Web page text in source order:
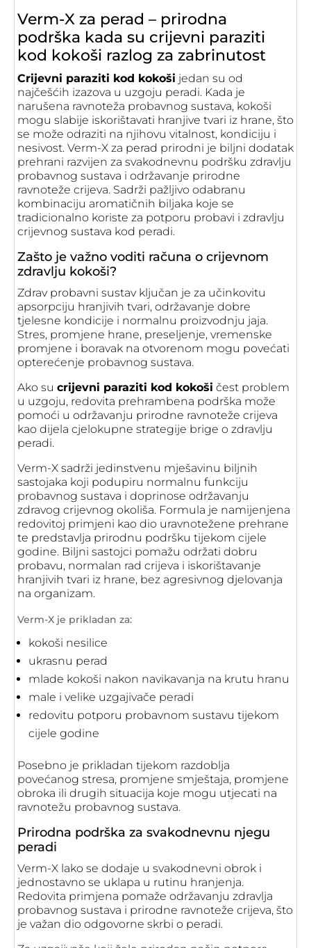
Verm-X za perad – prirodna
podrška kada su crijevni paraziti
kod kokoši razlog za zabrinutost
Crijevni paraziti kod kokoši jedan su od
najčešćih izazova u uzgoju peradi. Kada je
narušena ravnoteža probavnog sustava, kokoši
mogu slabije iskorištavati hranjive tvari iz hrane, što
se može odraziti na njihovu vitalnost, kondiciju i
nesivost. Verm-X za perad prirodni je biljni dodatak
prehrani razvijen za svakodnevnu podršku zdravlju
probavnog sustava i održavanje prirodne
ravnoteže crijeva. Sadrži pažljivo odabranu
kombinaciju aromatičnih biljaka koje se
tradicionalno koriste za potporu probavi i zdravlju
crijevnog sustava kod peradi.
Zašto je važno voditi računa o crijevnom
zdravlju kokoši?
Zdrav probavni sustav ključan je za učinkovitu
apsorpciju hranjivih tvari, održavanje dobre
tjelesne kondicije i normalnu proizvodnju jaja.
Stres, promjene hrane, preseljenje, vremenske
promjene i boravak na otvorenom mogu povećati
opterećenje probavnog sustava.
Ako su crijevni paraziti kod kokoši čest problem
u uzgoju, redovita prehrambena podrška može
pomoći u održavanju prirodne ravnoteže crijeva
kao dijela cjelokupne strategije brige o zdravlju
peradi.
Verm-X sadrži jedinstvenu mješavinu biljnih
sastojaka koji podupiru normalnu funkciju
probavnog sustava i doprinose održavanju
zdravog crijevnog okoliša. Formula je namijenjena
redovitoj primjeni kao dio uravnotežene prehrane
te predstavlja prirodnu podršku tijekom cijele
godine. Biljni sastojci pomažu održati dobru
probavu, normalan rad crijeva i iskorištavanje
hranjivih tvari iz hrane, bez agresivnog djelovanja
na organizam.
Verm-X je prikladan za:
kokoši nesilice
ukrasnu perad
mlade kokoši nakon navikavanja na krutu hranu
male i velike uzgajivače peradi
redovitu potporu probavnom sustavu tijekom
cijele godine
Posebno je prikladan tijekom razdoblja
povećanog stresa, promjene smještaja, promjene
obroka ili drugih situacija koje mogu utjecati na
ravnotežu probavnog sustava.
Prirodna podrška za svakodnevnu njegu
peradi
Verm-X lako se dodaje u svakodnevni obrok i
jednostavno se uklapa u rutinu hranjenja.
Redovita primjena pomaže održavanju zdravlja
probavnog sustava i prirodne ravnoteže crijeva, što
je važan dio odgovorne skrbi o peradi.